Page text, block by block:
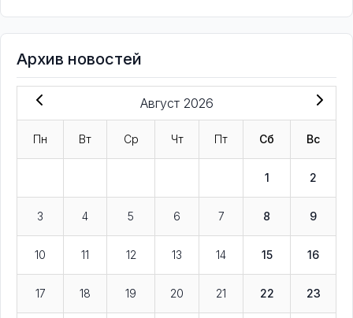
Архив новостей
Август 2026
Пн Вт Ср Чт Пт Сб Вс
1 2
3 4 5 6 7 8 9
10 11 12 13 14 15 16
17 18 19 20 21 22 23